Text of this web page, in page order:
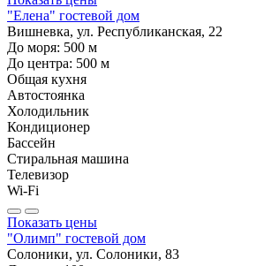
"Елена" гостевой дом
Вишневка, ул. Республиканская, 22
До моря: 500 м
До центра: 500 м
Общая кухня
Автостоянка
Холодильник
Кондиционер
Бассейн
Стиральная машина
Телевизор
Wi-Fi
Показать цены
"Олимп" гостевой дом
Солоники, ул. Солоники, 83